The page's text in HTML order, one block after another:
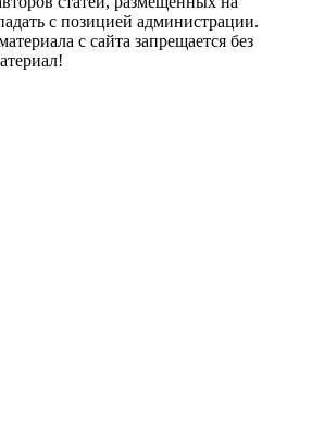
с позицией администрации.
с сайта запрещается без